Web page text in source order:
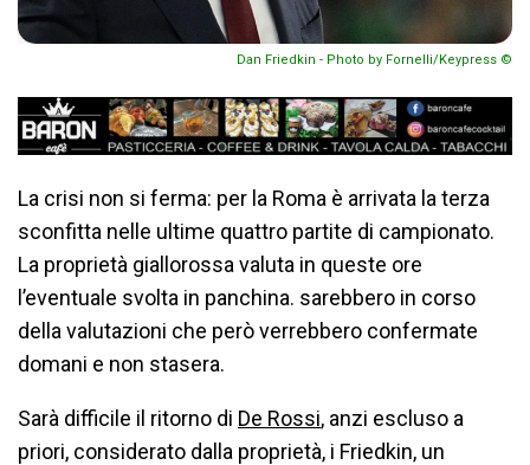
Dan Friedkin - Photo by Fornelli/Keypress ©
La crisi non si ferma: per la Roma è arrivata la terza
sconfitta nelle ultime quattro partite di campionato.
La proprietà giallorossa valuta in queste ore
l’eventuale svolta in panchina. sarebbero in corso
della valutazioni che però verrebbero confermate
domani e non stasera.
Sarà difficile il ritorno di De Rossi, anzi escluso a
priori, considerato dalla proprietà, i Friedkin, un